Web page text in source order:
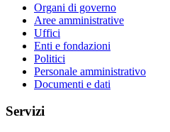
Organi di governo
Aree amministrative
Uffici
Enti e fondazioni
Politici
Personale amministrativo
Documenti e dati
Servizi